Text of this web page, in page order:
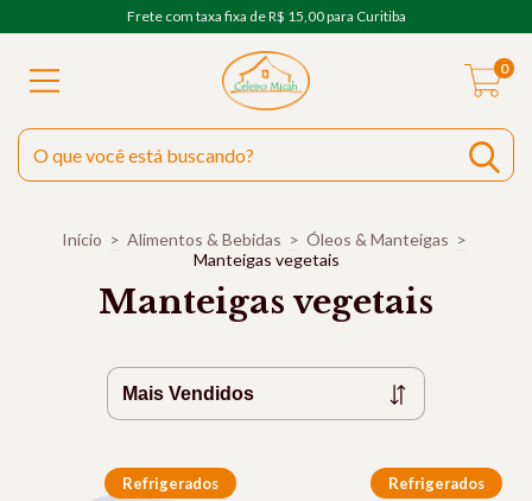
Frete com taxa fixa de R$ 15,00 para Curitiba
0
Início > Alimentos & Bebidas > Óleos & Manteigas >
Manteigas vegetais
Manteigas vegetais
Refrigerados Refrigerados